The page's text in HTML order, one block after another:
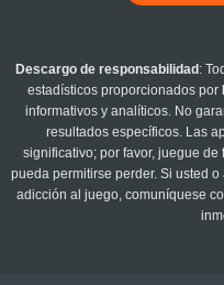
Descargo de responsabilidad :
estadísticos proporcionados por
informativos y analíticos. No
resultados específicos. Las
significativo; por favor, juegue
pueda permitirse perder. Si usted
adicción al juego, comuníquese